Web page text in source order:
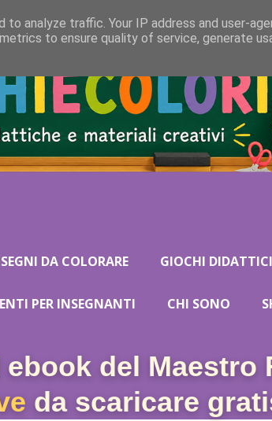
DA COLORARE GIOCHI DIDATTICI
PER INSEGNANTI CHI SONO
del Maestro
da scaricare
analyze traffic. Your IP address and user-
to ensure quality of service, generate